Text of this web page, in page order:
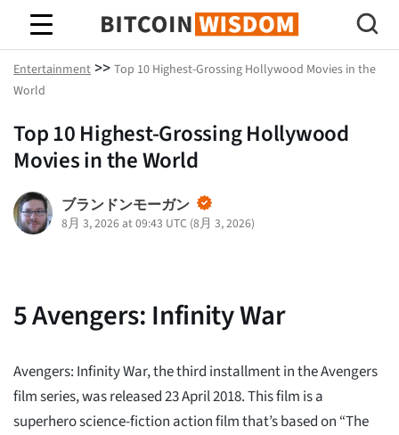
ビットコインの知恵
Entertainment >> Top 10 Highest-Grossing Hollywood Movies in the
World
Top 10 Highest-Grossing Hollywood
Movies in the World
ブランドンモーガン
8月 3, 2026 at 09:43 UTC (8月 3, 2026)
5Avengers: Infinity War
Avengers: Infinity War, the third installment in the Avengers
film series, was released 23 April 2018. This film is a
superhero science-fiction action film that’s based on “The